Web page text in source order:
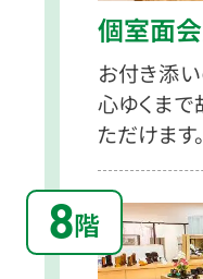
個室面
お付き添
心ゆくま
ただけます。
8階